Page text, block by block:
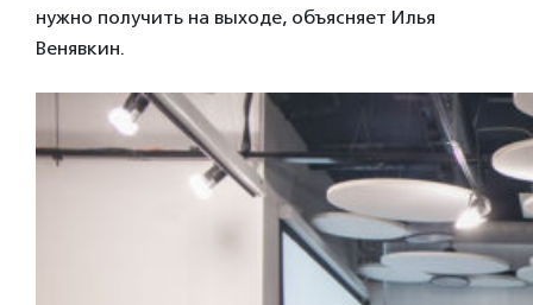
нужно получить на выходе, объясняет Илья
Венявкин.